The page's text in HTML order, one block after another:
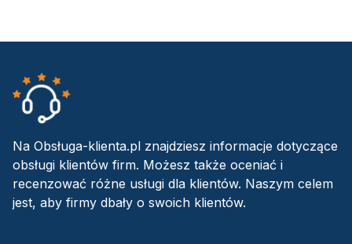
Na Obsługa-klienta.pl znajdziesz informacje dotyczące
obsługi klientów firm. Możesz także oceniać i
recenzować różne usługi dla klientów. Naszym celem
jest, aby firmy dbały o swoich klientów.